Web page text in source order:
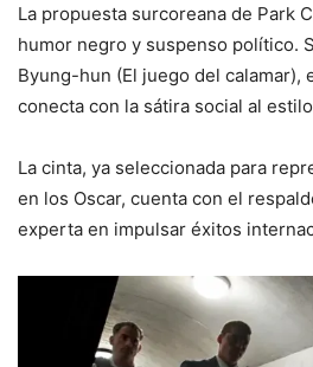
La propuesta surcoreana de Park
humor negro y suspenso político.
Byung-hun (El juego del calamar),
conecta con la sátira social al
La cinta, ya seleccionada para
en los Oscar, cuenta con el
experta en impulsar éxitos